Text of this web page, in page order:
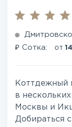
₽ Сотка: от
Коттдежный
в
Москвы и
Добираться